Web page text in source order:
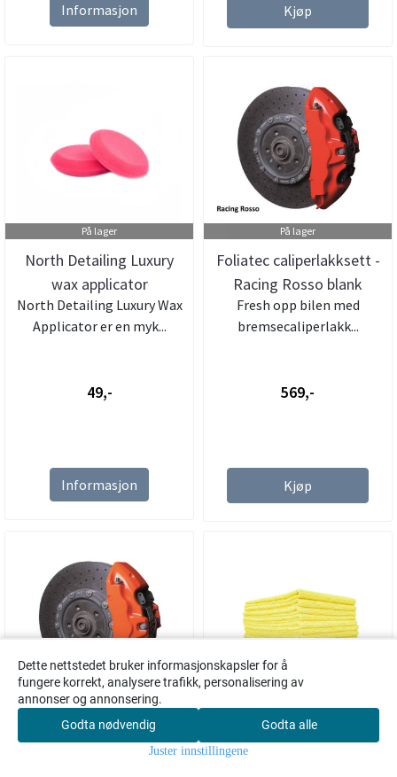
Søk
Informasjon Kjøp
På lager
North Detailing Luxury
wax applicator
North Detailing Luxury Wax
Applicator er en myk...
49,-
Informasjon
På lager
Foliatec caliperlakksett -
Racing Rosso blank
Fresh opp bilen med
bremsecaliperlakk...
569,-
Kjøp
På lager
Foliatec caliperlakksett -
Ikke på lager
The Rag Company
Edgeless 300 - Gul - 10pk
Dette nettstedet bruker informasjonskapsler for å
fungere korrekt, analysere trafikk, personalisering av
annonser og annonsering.
Godta nødvendig
Godta alle
Juster innstillingene